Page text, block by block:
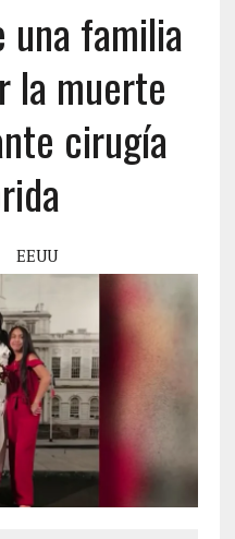
una familia
la muerte
cirugía
EEUU